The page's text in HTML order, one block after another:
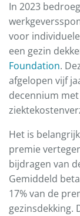
In 2023
voor
een gezin
Foundation.
afgelopen vijf
decennium
Het is
premie
bijdragen van
Gemiddeld
17% van de
gezinsdekking.